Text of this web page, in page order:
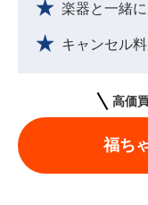
楽器と一緒
キャンセル
高価
福ち